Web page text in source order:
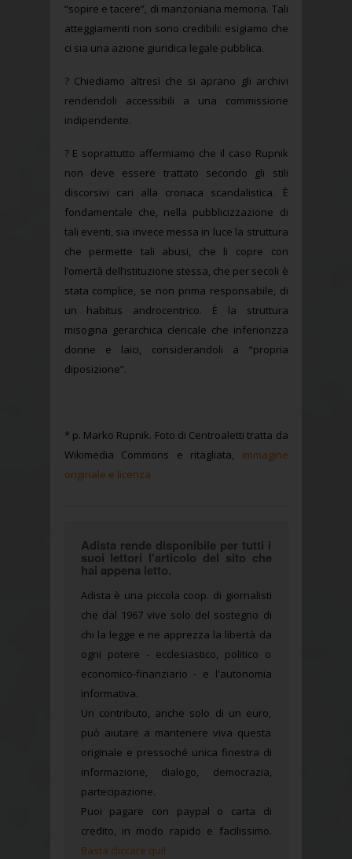
“sopire e tacere”, di manzoniana memoria. Tali
atteggiamenti non sono credibili: esigiamo che
ci sia una azione giuridica legale pubblica.
? Chiediamo altresì che si aprano gli archivi
rendendoli accessibili a una commissione
indipendente.
? E soprattutto affermiamo che il caso Rupnik
non deve essere trattato secondo gli stili
discorsivi cari alla cronaca scandalistica. È
fondamentale che, nella pubblicizzazione di
tali eventi, sia invece messa in luce la struttura
che permette tali abusi, che li copre con
l’omertà dell’istituzione stessa, che per secoli è
stata complice, se non prima responsabile, di
un habitus androcentrico. È la struttura
misogina gerarchica clericale che inferiorizza
donne e laici, considerandoli a “propria
diposizione”.
* p. Marko Rupnik. Foto di Centroaletti tratta da
Wikimedia Commons e ritagliata, immagine
originale e licenza
Adista rende disponibile per tutti i
suoi lettori l'articolo del sito che
hai appena letto.
Adista è una piccola coop. di giornalisti
che dal 1967 vive solo del sostegno di
chi la legge e ne apprezza la libertà da
ogni potere - ecclesiastico, politico o
economico-finanziario - e l'autonomia
informativa.
Un contributo, anche solo di un euro,
può aiutare a mantenere viva questa
originale e pressoché unica finestra di
informazione, dialogo, democrazia,
partecipazione.
Puoi pagare con paypal o carta di
credito, in modo rapido e facilissimo.
Basta cliccare qui!